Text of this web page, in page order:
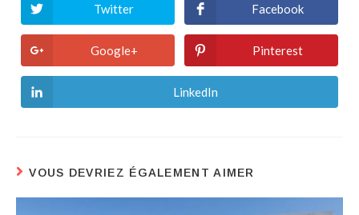
Twitter Facebook
Google+ Pinterest
LinkedIn
VOUS DEVRIEZ ÉGALEMENT AIMER